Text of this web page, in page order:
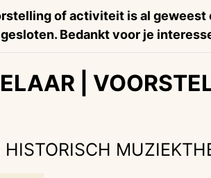
of activiteit is al geweest
Bedankt voor je
|